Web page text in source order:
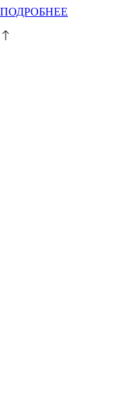
ПОДРОБНЕЕ